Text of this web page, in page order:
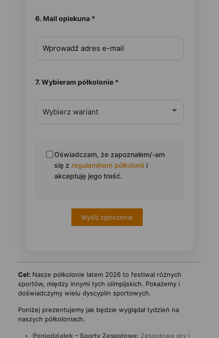
6. Mail opiekuna *
7. Wybieram półkolonie *
Oświadczam, że zapoznałem/-am
się z regulaminem półkoloniii
akceptuję jego treść.
Wyślij zgłoszenie
Cel: Nasze półkolonie latem 2026 to festiwal różnych
sportów, między innymi tych olimpijskich. Pokażemy i
doświadczymy wielu dyscyplin sportowych.
Poniżej prezentujemy jak będzie wyglądał tydzień na
naszych półkoloniach.
Poniedziałek – Sporty Zespołowe: Zespołowe gry i